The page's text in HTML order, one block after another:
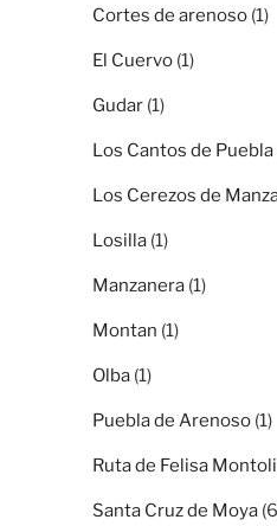
Cortes de arenoso (1)
El Cuervo (1)
Gudar (1)
Los Cantos de
Los Cerezos de
Losilla (1)
Manzanera (1)
Montan (1)
Olba (1)
Puebla de Arenoso (1)
Ruta de Felisa
Santa Cruz de Moya